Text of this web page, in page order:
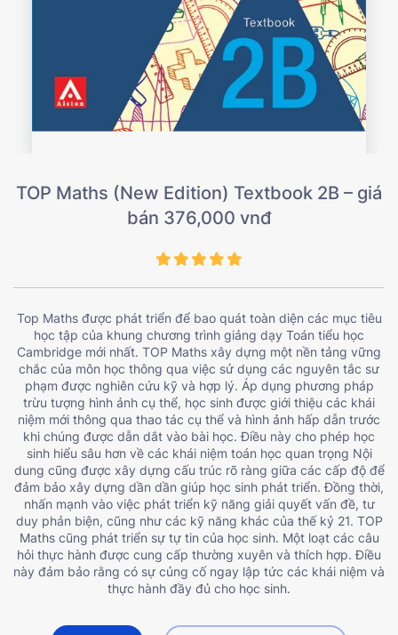
TOP Maths (New Edition) Textbook 2B – giá
bán 376,000 vnđ
Top Maths được phát triển để bao quát toàn diện các mục tiêu
học tập của khung chương trình giảng dạy Toán tiểu học
Cambridge mới nhất. TOP Maths xây dựng một nền tảng vững
chắc của môn học thông qua việc sử dụng các nguyên tắc sư
phạm được nghiên cứu kỹ và hợp lý. Áp dụng phương pháp
trừu tượng hình ảnh cụ thể, học sinh được giới thiệu các khái
niệm mới thông qua thao tác cụ thể và hình ảnh hấp dẫn trước
khi chúng được dẫn dắt vào bài học. Điều này cho phép học
sinh hiểu sâu hơn về các khái niệm toán học quan trọng Nội
dung cũng được xây dựng cấu trúc rõ ràng giữa các cấp độ để
đảm bảo xây dựng dần dần giúp học sinh phát triển. Đồng thời,
nhấn mạnh vào việc phát triển kỹ năng giải quyết vấn đề, tư
duy phản biện, cũng như các kỹ năng khác của thế kỷ 21. TOP
Maths cũng phát triển sự tự tin của học sinh. Một loạt các câu
hỏi thực hành được cung cấp thường xuyên và thích hợp. Điều
này đảm bảo rằng có sự củng cố ngay lập tức các khái niệm và
thực hành đầy đủ cho học sinh.